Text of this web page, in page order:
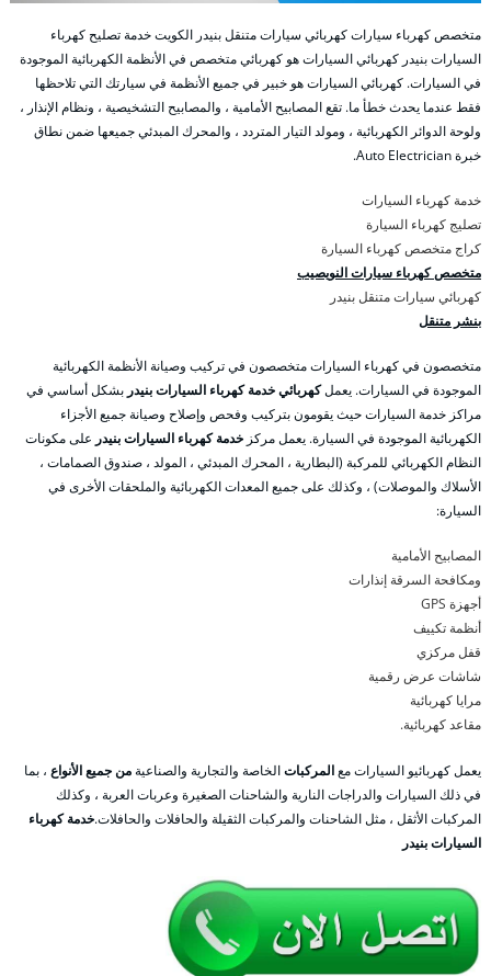
متخصص كهرباء سيارات كهربائي سيارات متنقل بنيدر الكويت خدمة تصليح كهرباء
السيارات بنيدر كهربائي السيارات هو كهربائي متخصص في الأنظمة الكهربائية الموجودة
في السيارات. كهربائي السيارات هو خبير في جميع الأنظمة في سيارتك التي تلاحظها
فقط عندما يحدث خطأ ما. تقع المصابيح الأمامية ، والمصابيح التشخيصية ، ونظام الإنذار ،
ولوحة الدوائر الكهربائية ، ومولد التيار المتردد ، والمحرك المبدئي جميعها ضمن نطاق
خبرة Auto Electrician.
خدمة كهرباء السيارات
تصليج كهرباء السيارة
كراج متخصص كهرباء السيارة
متخصص كهرباء سيارات النويصيب
كهربائي سيارات متنقل بنيدر
بنشر متنقل
متخصصون في كهرباء السيارات متخصصون في تركيب وصيانة الأنظمة الكهربائية
الموجودة في السيارات. يعملكهربائي خدمة كهرباء السيارات بنيدر بشكل أساسي في
مراكز خدمة السيارات حيث يقومون بتركيب وفحص وإصلاح وصيانة جميع الأجزاء
الكهربائية الموجودة في السيارة. يعمل مركز خدمة كهرباء السيارات بنيدر على مكونات
النظام الكهربائي للمركبة (البطارية ، المحرك المبدئي ، المولد ، صندوق الصمامات ،
الأسلاك والموصلات) ، وكذلك على جميع المعدات الكهربائية والملحقات الأخرى في
السيارة:
المصابيح الأمامية
ومكافحة السرقة إنذارات
أجهزة GPS
أنظمة تكييف
قفل مركزي
شاشات عرض رقمية
مرايا كهربائية
مقاعد كهربائية.
يعمل كهربائيو السيارات معالمركباتالخاصة والتجارية والصناعيةمن جميع الأنواع ، بما
في ذلك السيارات والدراجات النارية والشاحنات الصغيرة وعربات العربة ، وكذلك
المركبات الأثقل ، مثل الشاحنات والمركبات الثقيلة والحافلات والحافلات.خدمة كهرباء
السيارات بنيدر